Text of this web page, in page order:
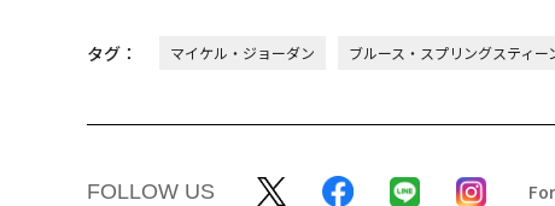
タグ： マイケル・ジョーダン ブルース・スプリングスティー
FOLLOW US